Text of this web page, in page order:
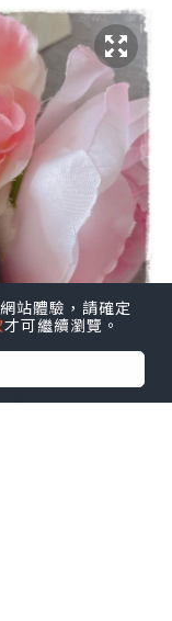
站體驗，請確定
才可繼續瀏覽。